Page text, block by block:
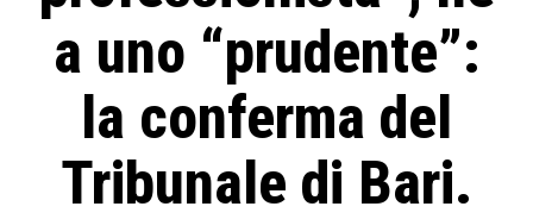
a uno “prudente”:
la conferma del
Tribunale di Bari.